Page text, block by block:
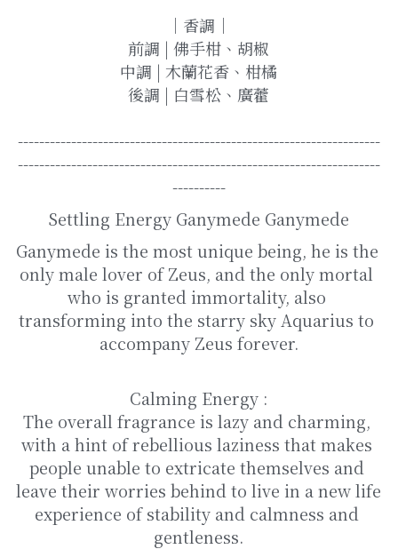
｜香調｜
前調 | 佛手柑、胡椒
中調 | 木蘭花香、柑橘
後調 | 白雪松、廣藿
--------------------------------------------------------------------
--------------------------------------------------------------------
----------
Settling Energy Ganymede Ganymede
Ganymede is the most unique being, he is the
only male lover of Zeus, and the only mortal
who is granted immortality, also
transforming into the starry sky Aquarius to
accompany Zeus forever.
Calming Energy :
The overall fragrance is lazy and charming,
with a hint of rebellious laziness that makes
people unable to extricate themselves and
leave their worries behind to live in a new life
experience of stability and calmness and
gentleness.